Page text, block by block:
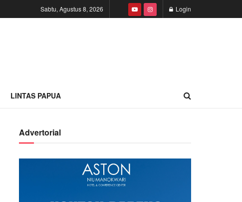
Sabtu, Agustus 8, 2026 Login
LINTAS PAPUA
Advertorial